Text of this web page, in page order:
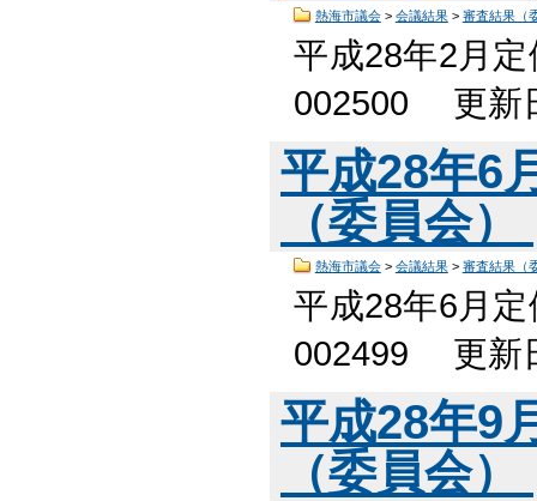
熱海市議会> 会議結果> 審査結果（
平成28年2月
002500 更新
平成28年6
（委員会）
熱海市議会> 会議結果> 審査結果（
平成28年6月
002499 更新
平成28年9
（委員会）